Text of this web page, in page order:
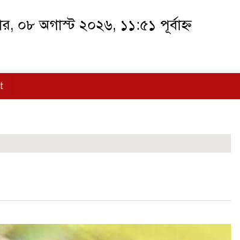
০৮ অগাস্ট ২০২৬, ১১:৫১ পূর্বাহ্ন